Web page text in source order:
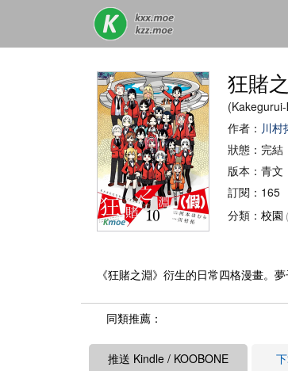
狂賭
作者： 川村
狀態：完
版本：青
訂閱：
分類： 校園
《狂賭之淵》衍生的日常四格漫畫
同類推薦：
推送 Kindle / KOOBONE